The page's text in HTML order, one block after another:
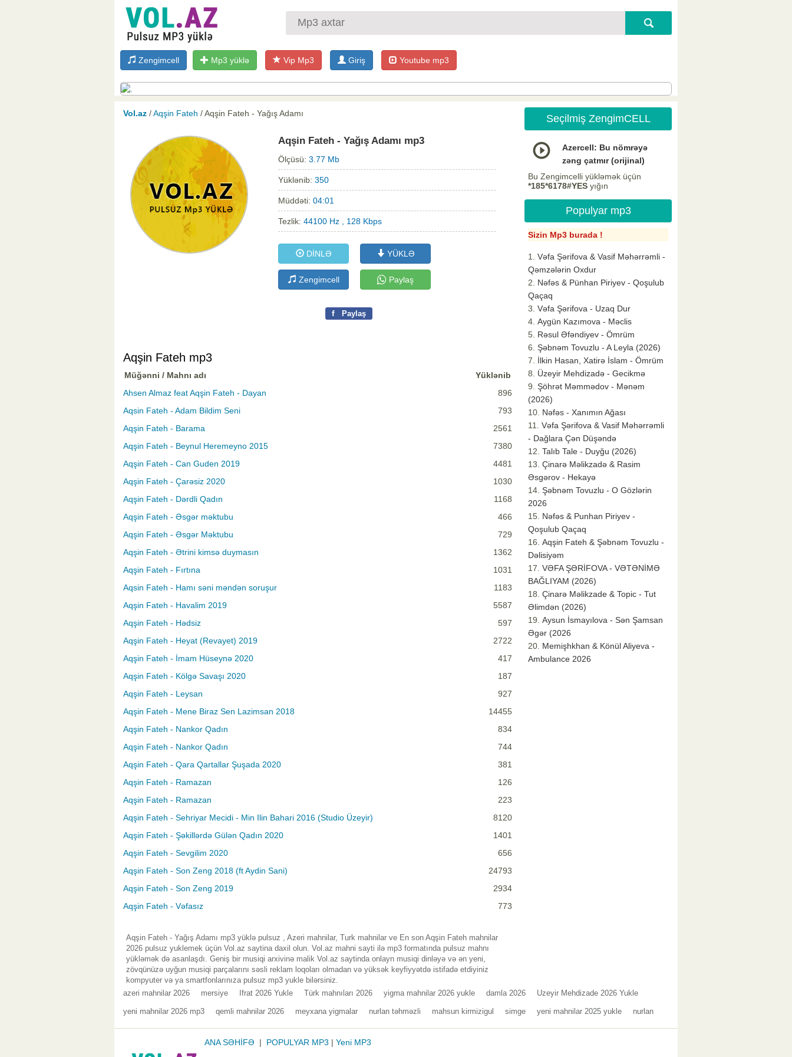
Zengimcell Mp3 yüklə Vip Mp3 Giriş Youtube mp3
Vol.az /Aqşin Fateh / Aqşin Fateh - Yağış Adamı
Aqşin Fateh - Yağış Adamı mp3
Ölçüsü: 3.77 Mb
Yüklənib: 350
Müddəti: 04:01
Tezlik: 44100 Hz , 128 Kbps
DİNLƏ YÜKLƏ
Zengimcell Paylaş
f Paylaş
Aqşin Fateh mp3
Müğənni / Mahnı adı
Yüklənib
Ahsen Almaz feat Aqşin Fateh - Dayan
896
Aqsin Fateh - Adam Bildim Seni
793
Aqşin Fateh - Barama
2561
Aqşin Fateh - Beynul Heremeyno 2015
7380
Aqşin Fateh - Can Guden 2019
4481
Aqşin Fateh - Çarəsiz 2020
1030
Aqşin Fateh - Dərdli Qadın
1168
Aqşin Fateh - Əsgər məktubu
466
Aqşin Fateh - Əsgər Məktubu
729
Aqşin Fateh - Ətrini kimsə duymasın
1362
Aqşin Fateh - Fırtına
1031
Aqsin Fateh - Hamı səni məndən soruşur
1183
Aqşin Fateh - Havalim 2019
5587
Aqşin Fateh - Hədsiz
597
Aqşin Fateh - Heyat (Revayet) 2019
2722
Aqşin Fateh - İmam Hüseynə 2020
417
Aqşin Fateh - Kölgə Savaşı 2020
187
Aqşin Fateh - Leysan
927
Aqşin Fateh - Mene Biraz Sen Lazimsan 2018
14455
Aqşin Fateh - Nankor Qadın
834
Aqşin Fateh - Nankor Qadın
744
Aqşin Fateh - Qara Qartallar Şuşada 2020
381
Aqşin Fateh - Ramazan
126
Aqşin Fateh - Ramazan
223
Aqşin Fateh - Sehriyar Mecidi - Min Ilin Bahari 2016 (Studio Üzeyir)
8120
Aqşin Fateh - Şəkillərdə Gülən Qadın 2020
1401
Aqşin Fateh - Sevgilim 2020
656
Aqşin Fateh - Son Zeng 2018 (ft Aydin Sani)
24793
Aqşin Fateh - Son Zeng 2019
2934
Aqşin Fateh - Vəfasız
773
Aqşin Fateh - Yağış Adamı mp3 yüklə pulsuz , Azeri mahnilar, Turk mahnilar ve En son Aqşin Fateh mahnilar
2026 pulsuz yuklemek üçün Vol.az saytina daxil olun. Vol.az mahni sayti ilə mp3 formatında pulsuz mahnı
yükləmək də asanlaşdı. Geniş bir musiqi arxivinə malik Vol.az saytinda onlayn musiqi dinləyə və ən yeni,
zövqünüzə uyğun musiqi parçalarını səsli reklam loqoları olmadan və yüksək keyfiyyətdə istifadə etdiyiniz
kompyuter və ya smartfonlarınıza pulsuz mp3 yukle bilərsiniz.
Seçilmiş ZengimCELL
Azercell: Bu nömrəyə
zəng çatmır (orijinal)
Bu Zengimcelli yükləmək üçün
*185*6178#YES yığın
Populyar mp3
Sizin Mp3 burada !
Vəfa Şərifova & Vasif Məhərrəmli -
Qəmzələrin Oxdur
Nəfəs & Pünhan Piriyev - Qoşulub
Qaçaq
Vəfa Şərifova - Uzaq Dur
Aygün Kazımova - Məclis
Rəsul Əfəndiyev - Ömrüm
Şəbnəm Tovuzlu - A Leyla (2026)
İlkin Hasan, Xatirə İslam - Ömrüm
Üzeyir Mehdizadə - Gecikmə
Şöhrət Məmmədov - Mənəm
(2026)
Nəfəs - Xanımın Ağası
Vəfa Şərifova & Vasif Məhərrəmli
- Dağlara Çən Düşəndə
Talıb Tale - Duyğu (2026)
Çinarə Məlikzadə & Rasim
Əsgərov - Hekayə
Şəbnəm Tovuzlu - O Gözlərin
2026
Nəfəs & Punhan Piriyev -
Qoşulub Qaçaq
Aqşin Fateh & Şəbnəm Tovuzlu -
Dəlisiyəm
VƏFA ŞƏRİFOVA - VƏTƏNİMƏ
BAĞLIYAM (2026)
Çinarə Məlikzade & Topic - Tut
Əlimdən (2026)
Aysun İsmayılova - Sən Şamsan
Əgər (2026
Memişhkhan & Könül Aliyeva -
Ambulance 2026
azeri mahnilar 2026 mersiye Ifrat 2026 Yukle Türk mahnıları 2026 yigma mahnilar 2026 yukle damla 2026 Uzeyir Mehdizade 2026 Yukle
yeni mahnilar 2026 mp3 qemli mahnilar 2026 meyxana yigmalar nurlan təhməzli mahsun kirmizigul simge yeni mahnilar 2025 yukle nurlan
ANA SƏHİFƏ | POPULYAR MP3 | Yeni MP3